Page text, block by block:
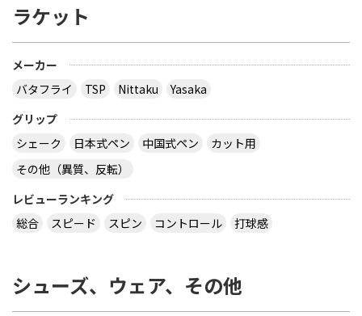
ラケット
メーカー
バタフライ
TSP Nittaku
Yasaka
グリップ
シェーク
日本式ペン 中国式ペン
カット用
その他（異質、反転）
レビューランキング
総合
スピード スピン コントロール 打球感
シューズ、ウェア、その他